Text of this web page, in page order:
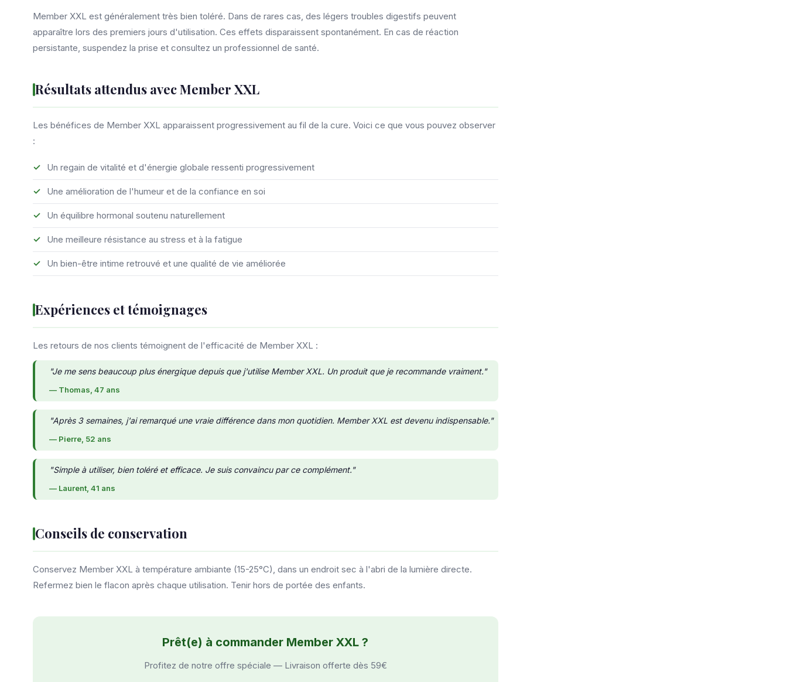
Member XXL est généralement très bien toléré. Dans de rares cas, des légers troubles digestifs peuvent
apparaître lors des premiers jours d'utilisation. Ces effets disparaissent spontanément. En cas de réaction
persistante, suspendez la prise et consultez un professionnel de santé.
Résultats attendus avec Member XXL
Les bénéfices de Member XXL apparaissent progressivement au fil de la cure. Voici ce que vous pouvez observer
:
Un regain de vitalité et d'énergie globale ressenti progressivement
Une amélioration de l'humeur et de la confiance en soi
Un équilibre hormonal soutenu naturellement
Une meilleure résistance au stress et à la fatigue
Un bien-être intime retrouvé et une qualité de vie améliorée
Expériences et témoignages
Les retours de nos clients témoignent de l'efficacité de Member XXL :
"Je me sens beaucoup plus énergique depuis que j'utilise Member XXL. Un produit que je recommande vraiment."
— Thomas, 47 ans
"Après 3 semaines, j'ai remarqué une vraie différence dans mon quotidien. Member XXL est devenu indispensable."
— Pierre, 52 ans
"Simple à utiliser, bien toléré et efficace. Je suis convaincu par ce complément."
— Laurent, 41 ans
Conseils de conservation
Conservez Member XXL à température ambiante (15-25°C), dans un endroit sec à l'abri de la lumière directe.
Refermez bien le flacon après chaque utilisation. Tenir hors de portée des enfants.
Prêt(e) à commander Member XXL ?
Profitez de notre offre spéciale — Livraison offerte dès 59€